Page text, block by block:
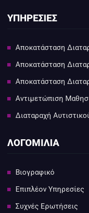
ΥΠΗΡΕΣΙΕΣ
Αποκατάσταση
Αποκατάσταση
Αποκατάσταση
Αντιμετώπιση
Διαταραχή
ΛΟΓΟΜΙΛΙΑ
Βιογραφικό
Επιπλέον Υπηρεσίες
Συχνές Ερωτήσεις